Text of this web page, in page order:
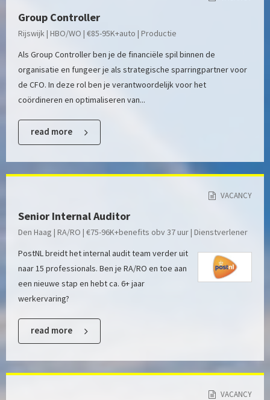
Group Controller
Rijswijk | HBO/WO | €85-95K+auto | Productie
Als Group Controller ben je de financiële spil binnen de
organisatie en fungeer je als strategische sparringpartner voor
de CFO. In deze rol ben je verantwoordelijk voor het
coördineren en optimaliseren van...
read more
VACANCY
Senior Internal Auditor
Den Haag | RA/RO | €75-96K+benefits obv 37 uur | Dienstverlener
PostNL breidt het internal audit team verder uit
naar 15 professionals. Ben je RA/RO en toe aan
een nieuwe stap en hebt ca. 6+ jaar
werkervaring?
read more
VACANCY